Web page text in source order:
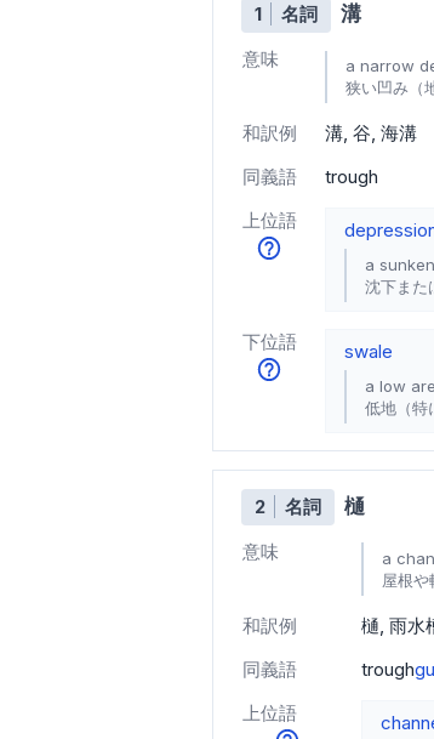
1 名詞 溝
意味
a narrow
狭い凹み（
和訳例 溝 谷 海溝
同義語
trough
上位語
a
沈下また
下位語 swale
a low
低地（特
2 名詞 樋
意味
a
屋根や
和訳例 樋 雨水
同義語
trough
上位語